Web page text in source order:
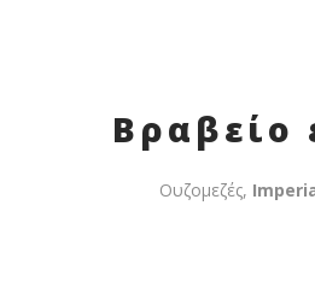
Βραβείο
Ουζομεζές,